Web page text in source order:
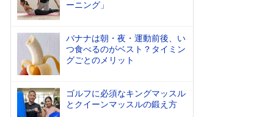
ーニング」
バナナは朝・夜・運動前後、い
つ食べるのがベスト？タイミン
グごとのメリット
ゴルフに必須なキングマッスル
とクイーンマッスルの鍛え方